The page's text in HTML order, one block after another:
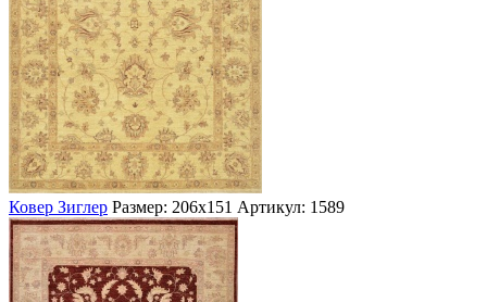
Ковер Зиглер Размер: 206х151 Артикул: 1589